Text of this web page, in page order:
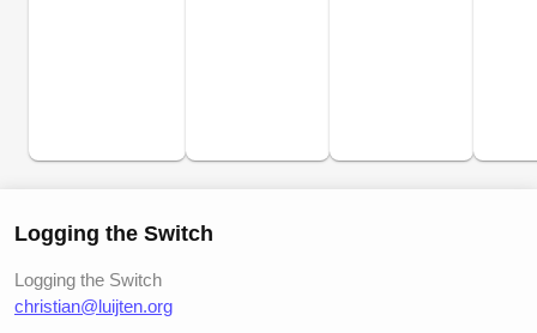
Logging the Switch
Logging the Switch
christian@luijten.org